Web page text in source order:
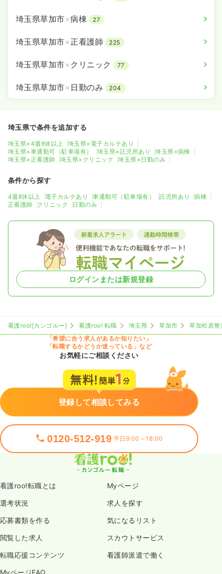
埼玉県草加市×病棟 27
埼玉県草加市×正看護師 225
埼玉県草加市× クリニック 77
埼玉県草加市× 日勤のみ 204
埼玉県で条件を追加する
埼玉県×4週8休以上
埼玉県×電子カルテあり
埼玉県×車通勤可（駐車場有）
埼玉県×託児所あり
埼玉県×病棟
埼玉県×正看護師
埼玉県×クリニック 埼玉県×日勤のみ
条件から探す
4週8休以上 電子カルテあり 車通勤可（駐車場有） 託児所あり
病棟
正看護師
クリニック 日勤のみ
ログインまたは新規登録
看護roo![カンゴルー] 看護roo! 転職 埼玉県 草加市
草加松原
「希望に合う求人があるか知りたい」
「転職するかどうか迷っている」など
お気軽にご相談ください
登録して相談してみる
0120-512-919 平日9:00～18:00
看護roo!転職とは Myページ
選考状況 求人を探す
応募書類を作る 気になるリスト
閲覧した求人 スカウトサービス
転職応援コンテンツ 看護師派遣で働く